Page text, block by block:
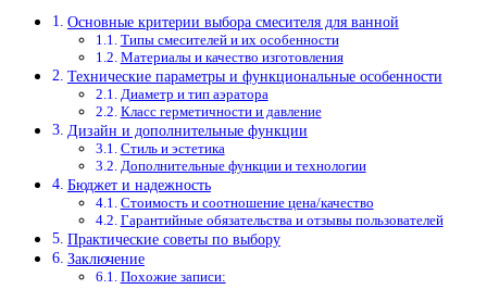
Основные критерии выбора смесителя для ванной
Типы смесителей и их особенности
Материалы и качество изготовления
Технические параметры и функциональные особенности
Диаметр и тип аэратора
Класс герметичности и давление
Дизайн и дополнительные функции
Стиль и эстетика
Дополнительные функции и технологии
Бюджет и надежность
Стоимость и соотношение цена/качество
Гарантийные обязательства и отзывы пользователей
Практические советы по выбору
Заключение
Похожие записи: